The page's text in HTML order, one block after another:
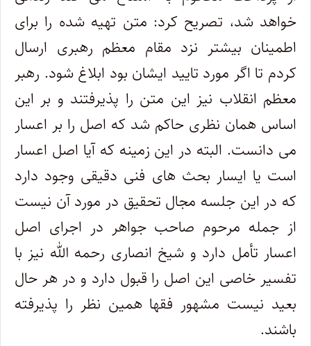
خواهد شد، تصریح کرد: متن تهیه شده را برای
اطمینان بیشتر نزد مقام معظم رهبری ارسال
کردم تا اگر مورد تایید ایشان بود ابلاغ شود. رهبر
معظم انقلاب نیز این متن را پذیرفتند و بر این
اساس همان نظری حاکم شد که اصل را بر اعسار
می دانست. البته در این زمینه که آیا اصل اعسار
است یا ایسار بحث های فنی دقیقی وجود دارد
که در این جلسه مجال تحقیق در مورد آن نیست
از جمله مرحوم صاحب جواهر در اجرای اصل
اعسار تأمل دارد و شیخ انصاری رحمه الله نیز با
تفسیر خاصی این اصل را قبول دارد و در هر حال
بعید نیست مشهور فقها همین نظر را پذیرفته
باشند.